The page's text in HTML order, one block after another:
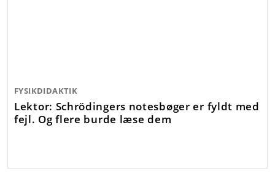
FYSIKDIDAKTIK
Lektor: Schrödingers notesbøger er fyldt med
fejl. Og flere burde læse dem